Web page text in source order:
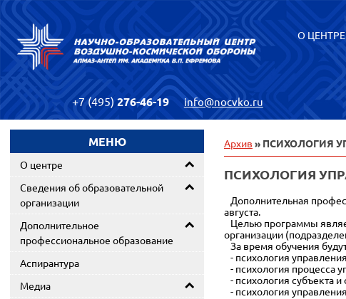
О ЦЕНТРЕ
+7 (495) 276-46-19 info@nocvko.ru
МЕНЮ
О центре
Сведения об образовательной
организации
Дополнительное
профессиональное образование
Аспирантура
Медиа
Архив » ПСИХОЛОГИЯ
ПСИХОЛОГИЯ
Дополнительная
августа.
Целью программы
организации
За время обучения
- психология
- психология процесса
- психология субъекта
- психология